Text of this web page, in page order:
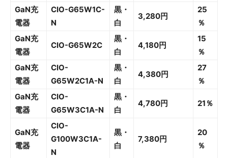
GaN充
電器
CIO-G65W1C-
N
黒・
白
3,280円
25
％
GaN充
電器
CIO-G65W2C
黒・
白
4,180円
15
％
GaN充
電器
CIO-
G65W2C1A-N
黒・
白
4,380円
27
％
GaN充
電器
CIO-
G65W3C1A-N
黒・
白
4,780円 21％
GaN充
電器
CIO-
G100W3C1A-
N
黒・
白
7,380円
20
％